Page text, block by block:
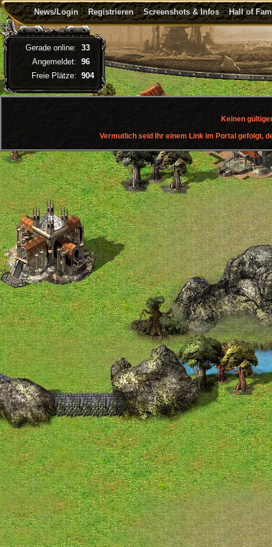
News/Login Registrieren Screenshots & Infos Hall of
Keinen
Vermutlich seid Ihr einem Link im Portal gefolgt,
Gerade online: 33
Angemeldet: 96
Freie Plätze: 904